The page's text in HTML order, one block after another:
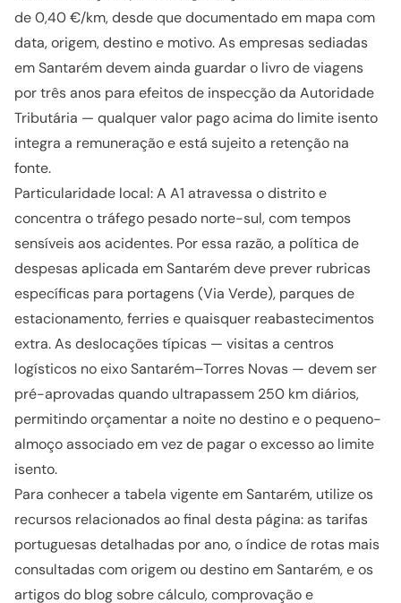
de 0,40 €/km, desde que documentado em mapa com
data, origem, destino e motivo. As empresas sediadas
em Santarém devem ainda guardar o livro de viagens
por três anos para efeitos de inspecção da Autoridade
Tributária — qualquer valor pago acima do limite isento
integra a remuneração e está sujeito a retenção na
fonte.
Particularidade local: A A1 atravessa o distrito e
concentra o tráfego pesado norte-sul, com tempos
sensíveis aos acidentes. Por essa razão, a política de
despesas aplicada em Santarém deve prever rubricas
específicas para portagens (Via Verde), parques de
estacionamento, ferries e quaisquer reabastecimentos
extra. As deslocações típicas — visitas a centros
logísticos no eixo Santarém–Torres Novas — devem ser
pré-aprovadas quando ultrapassem 250 km diários,
permitindo orçamentar a noite no destino e o pequeno-
almoço associado em vez de pagar o excesso ao limite
isento.
Para conhecer a tabela vigente em Santarém, utilize os
recursos relacionados ao final desta página: as tarifas
portuguesas detalhadas por ano, o índice de rotas mais
consultadas com origem ou destino em Santarém, e os
artigos do blog sobre cálculo, comprovação e